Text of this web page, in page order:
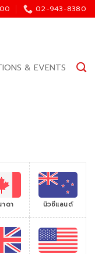
02-943-8380
& EVENTS
ดา นิวซีแลนด์